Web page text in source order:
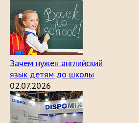
Зачем нужен английский
язык детям до школы
02.07.2026